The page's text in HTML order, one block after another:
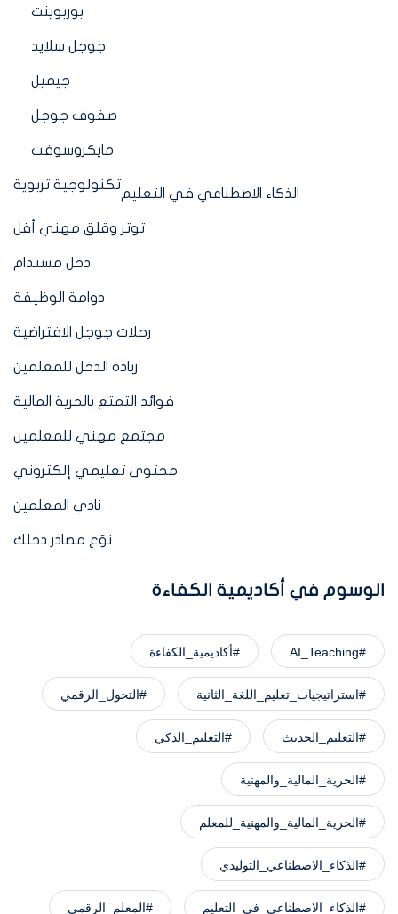
بوربوينت
جوجل سلايد
جيميل
صفوف جوجل
مايكروسوفت
تكنولوجية تربوية
الذكاء الاصطناعي في التعليم
توتر وقلق مهني أقل
دخل مستدام
دوامة الوظيفة
رحلات جوجل الافتراضية
زيادة الدخل للمعلمين
فوائد التمتع بالحرية المالية
مجتمع مهني للمعلمين
محتوى تعليمي إلكتروني
نادي المعلمين
نوّع مصادر دخلك
الوسوم في أكاديمية الكفاءة
#AI_Teaching #أكاديمية_الكفاءة
#استراتيجيات_تعليم_اللغة_الثانية #التحول_الرقمي
#التعليم_الحديث #التعليم_الذكي
#الحرية_المالية_والمهنية
#الحرية_المالية_والمهنية_للمعلم
#الذكاء_الاصطناعي_التوليدي
#الذكاء_الاصطناعي_في_التعليم #المعلم_الرقمي